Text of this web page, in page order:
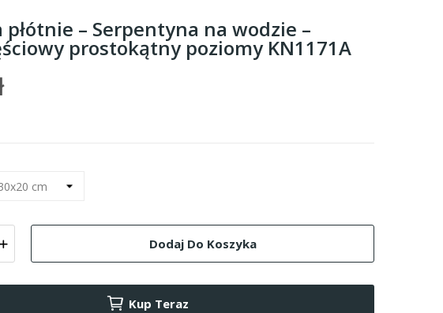
płótnie – Serpentyna na wodzie –
prostokątny poziomy KN1171A
Dodaj Do Koszyka
Kup Teraz